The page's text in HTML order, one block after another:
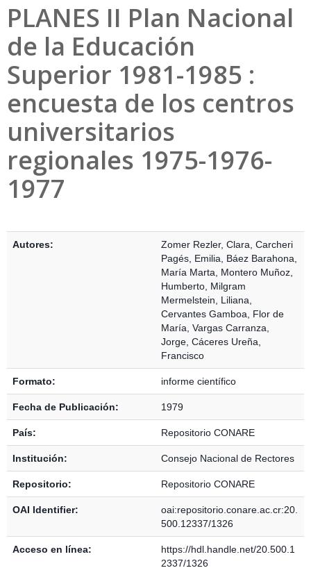
PLANES II Plan Nacional
de la Educación
Superior 1981-1985 :
encuesta de los centros
universitarios
regionales 1975-1976-
1977
Autores: Zomer Rezler, Clara Carcheri
Pagés, Emilia
Báez Barahona,
María Marta
Montero Muñoz,
Humberto Milgram
Mermelstein, Liliana
Cervantes Gamboa, Flor de
María Vargas Carranza,
Jorge Cáceres Ureña,
Francisco
Formato: informe científico
Fecha de Publicación: 1979
País: Repositorio CONARE
Institución: Consejo Nacional de Rectores
Repositorio: Repositorio CONARE
OAI Identifier:
oai:repositorio.conare.ac.cr:20.
500.12337/1326
Acceso en línea:
https://hdl.handle.net/20.500.1
2337/1326